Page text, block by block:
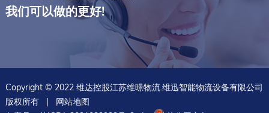
我们可以做的更好!
Copyright © 2022 维达控股江苏维暻物流.维迅智能物流设备有限公司
版权所有 | 网站地图